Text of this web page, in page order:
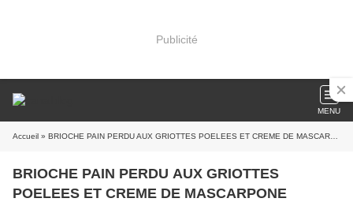
Publicité
MENU
Accueil » BRIOCHE PAIN PERDU AUX GRIOTTES POELEES ET CREME DE MASCARPONE
BRIOCHE PAIN PERDU AUX GRIOTTES
POELEES ET CREME DE MASCARPONE